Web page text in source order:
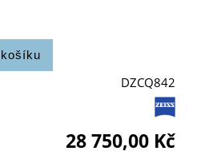
DZCQ842
28 750,00 Kč